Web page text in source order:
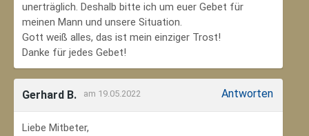
unerträglich. Deshalb bitte ich um euer Gebet für
meinen Mann und unsere Situation.
Gott weiß alles, das ist mein einziger Trost!
Danke für jedes Gebet!
Gerhard B. am 19.05.2022 Antworten
Liebe Mitbeter,